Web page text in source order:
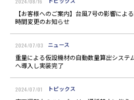
【お客様へのご案内】台風7号の影響によ
時間変更のお知らせ
2024/07/03 ニュース
重量による仮設機材の自動数量算出システ
へ導入し実装完了
2024/07/01 トピックス